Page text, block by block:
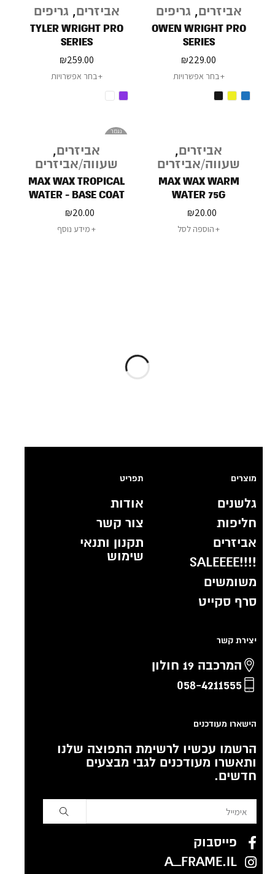
אביזרים, גריפים
OWEN WRIGHT PRO
SERIES
₪229.00
בחר אפשרויות
אביזרים, גריפים
TYLER WRIGHT PRO
SERIES
₪259.00
בחר אפשרויות
אביזרים,
שעווה/אביזרים
MAX WAX WARM
WATER 75G
₪20.00
הוספה לסל
נגמר
אביזרים,
שעווה/אביזרים
MAX WAX TROPICAL
WATER - BASE COAT
WAX 75G
₪20.00
מידע נוסף
מוצרים
גלשנים
חליפות
אביזרים
!!!!SALEEEE
משומשים
סרף סקייט
תפריט
אודות
צור קשר
תקנון ותנאי
שימוש
יצירת קשר
המרכבה 19 חולון
058-4211555
הישארו מעודכנים
הרשמו עכשיו לרשימת התפוצה שלנו
ותאשרו מעודכנים לגבי מבצעים
חדשים.
פייסבוק
A_FRAME.IL